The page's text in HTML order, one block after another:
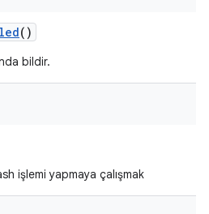
()
bildir.
işlemi yapmaya çalışmak